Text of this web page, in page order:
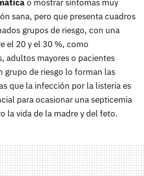
o mostrar síntomas muy
sana, pero que presenta cuadros
grupos de riesgo, con una
el 20 y el 30 %, como
adultos mayores o pacientes
grupo de riesgo lo forman las
que la infección por la listeria es
para ocasionar una septicemia
la vida de la madre y del feto.